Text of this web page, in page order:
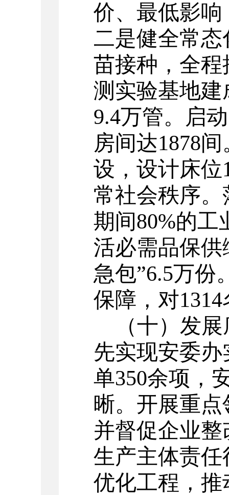
价、最低影响
二是健全常
苗接种， 全程
测实验基地建
9.4万管。启
房间达1878间
设，设计床位
常社会秩序
期间80%的工
活必需品保供
急包”6.5万份
保障，对
（十）发
先实现安委
单350余项，
晰。 开展重
并督促企业整
生产主体责
优化工程，